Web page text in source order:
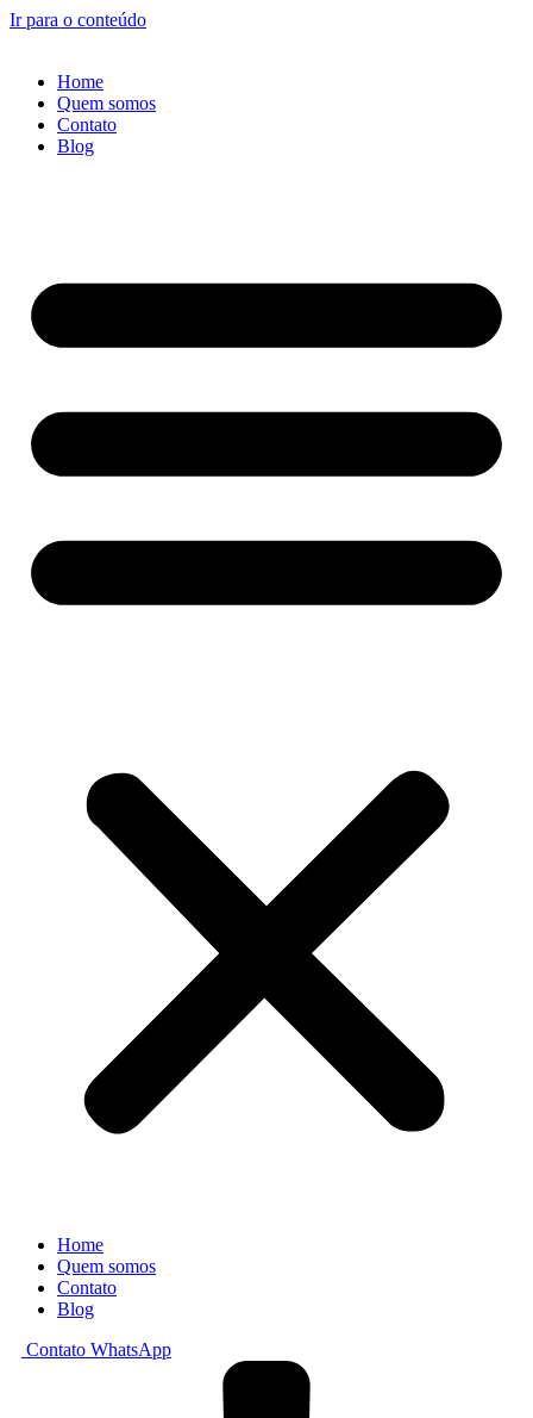
Ir para o conteúdo
Home
Quem somos
Contato
Blog
Home
Quem somos
Contato
Blog
Contato WhatsApp